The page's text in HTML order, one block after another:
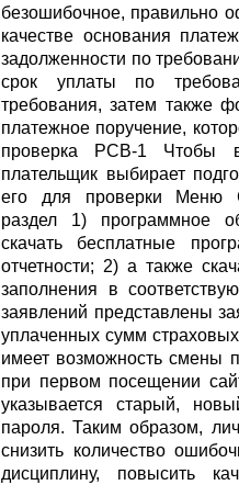
безошибочное, правильно
качестве основания
задолженности по
срок уплаты по
требования, затем также
платежное поручение,
проверка РСВ-1 Чтобы
плательщик выбирает
его для проверки Меню
раздел 1) программное
скачать бесплатные
отчетности; 2) а также
заполнения в
заявлений представлены
уплаченных сумм
имеет возможность смены
при первом посещении
указывается старый,
пароля. Таким образом,
снизить количество
дисциплину, повысить